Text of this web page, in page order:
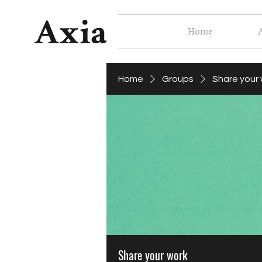
Home
Home Groups Share your
Share your work